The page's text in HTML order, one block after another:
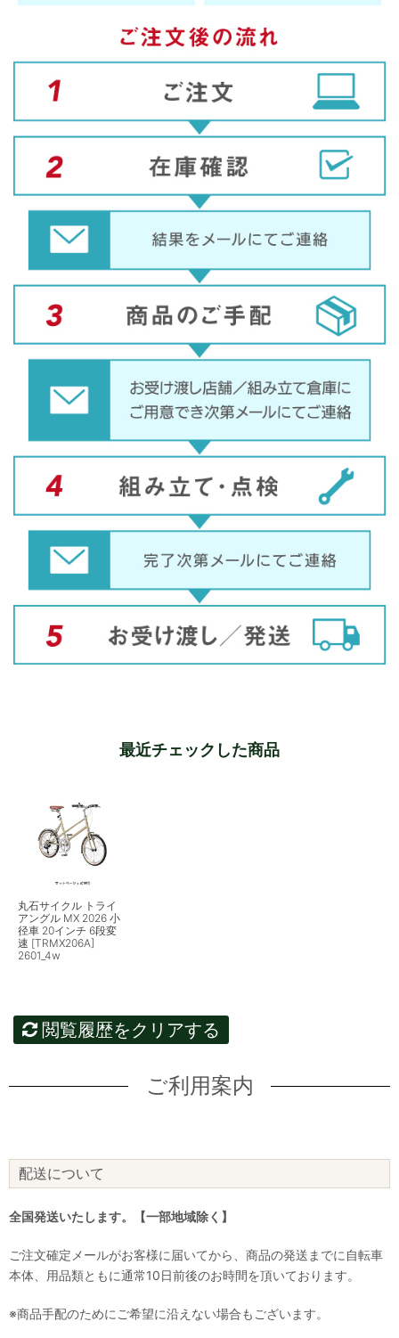
最近チェックした商品
丸石サイクル トライ
アングル MX 2026 小
径車 20インチ 6段変
速 [TRMX206A]
2601_4w
閲覧履歴をクリアする
ご利用案内
配送について
全国発送いたします。【一部地域除く】
ご注文確定メールがお客様に届いてから、商品の発送までに自転車
本体、用品類ともに通常10日前後のお時間を頂いております。
※商品手配のためにご希望に沿えない場合もございます。